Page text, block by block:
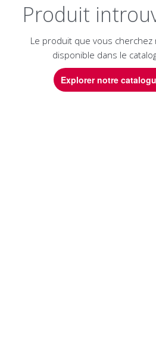
Produit
Le produit que vous cherchez
disponible dans le
Explorer notre